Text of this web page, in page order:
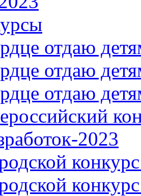
отдаю
отдаю
отдаю
2023